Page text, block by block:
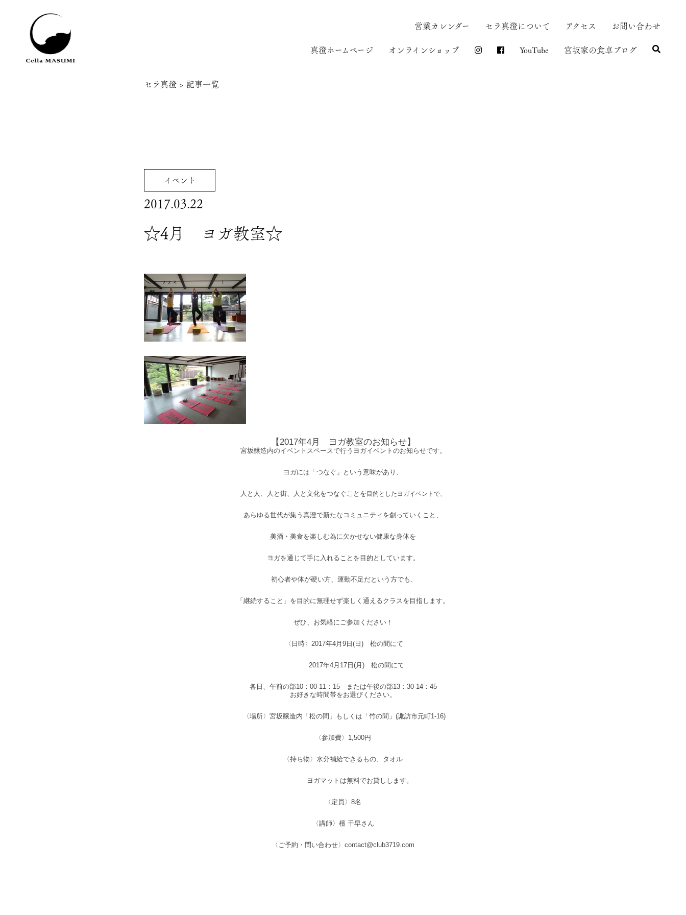
営業カレンダー セラ真澄について アクセス お問い合わせ
真澄ホームページ オンラインショップ YouTube 宮坂家の食卓ブログ
セラ真澄 > 記事一覧
イベント
2017.03.22
☆4月 ヨガ教室☆
【2017年4月 ヨガ教室のお知らせ】
宮坂醸造内のイベントスペースで行うヨガイベントのお知らせです。
ヨガには「つなぐ」という意味があり、
人と人、人と街、人と文化をつなぐことを目的としたヨガイベントで、
あらゆる世代が集う真澄で新たなコミュニティを創っていくこと、
美酒・美食を楽しむ為に欠かせない健康な身体を
ヨガを通じて手に入れることを目的としています。
初心者や体が硬い方、運動不足だという方でも、
「継続すること」を目的に無理せず楽しく通えるクラスを目指します。
ぜひ、お気軽にご参加ください！
〈日時〉2017年4月9日(日) 松の間にて
2017年4月17日(月) 松の間にて
各日、午前の部10：00-11：15 または午後の部13：30-14：45
お好きな時間帯をお選びください。
〈場所〉宮坂醸造内「松の間」もしくは「竹の間」(諏訪市元町1-16)
〈参加費〉1,500円
〈持ち物〉水分補給できるもの、タオル
ヨガマットは無料でお貸しします。
〈定員〉8名
〈講師〉檀 千早さん
〈ご予約・問い合わせ〉contact@club3719.com